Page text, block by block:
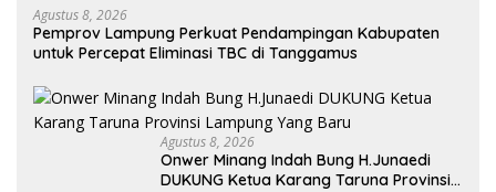
Agustus 8, 2026
Pemprov Lampung Perkuat Pendampingan Kabupaten
untuk Percepat Eliminasi TBC di Tanggamus
Agustus 8, 2026
Onwer Minang Indah Bung H.Junaedi
DUKUNG Ketua Karang Taruna Provinsi